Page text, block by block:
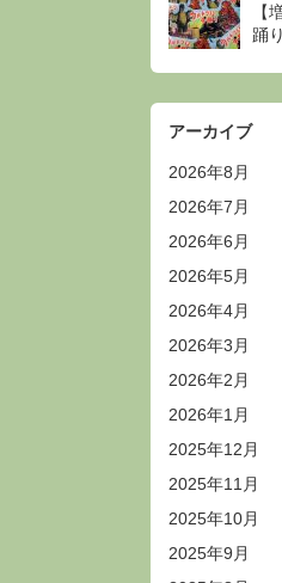
【
踊
アーカイブ
2026年8月
2026年7月
2026年6月
2026年5月
2026年4月
2026年3月
2026年2月
2026年1月
2025年12月
2025年11月
2025年10月
2025年9月